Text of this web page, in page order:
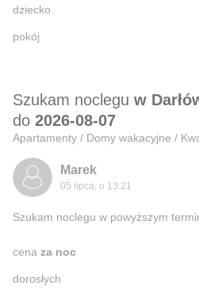
dziecko
pokój
Szukam noclegu w
do 2026-08-07
Apartamenty / Domy wakacyjne /
Marek
05 lipca, o 13:21
Szukam noclegu w powyższym
cena za noc
dorosłych